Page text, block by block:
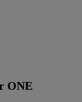
ONE